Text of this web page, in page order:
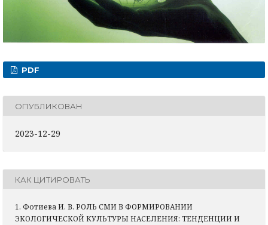
PDF
ОПУБЛИКОВАН
2023-12-29
КАК ЦИТИРОВАТЬ
1. Фотиева И. В. РОЛЬ СМИ В ФОРМИРОВАНИИ
ЭКОЛОГИЧЕСКОЙ КУЛЬТУРЫ НАСЕЛЕНИЯ: ТЕНДЕНЦИИ И